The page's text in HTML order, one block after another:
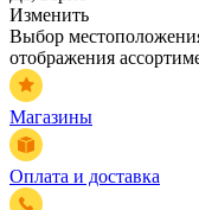
Изменить
Выбор
отображения
Магазины
Оплата и доставка